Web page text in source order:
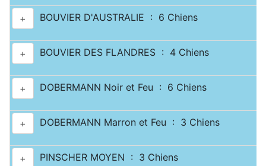
+ BOUVIER D'AUSTRALIE : 6 Chiens
+ BOUVIER DES FLANDRES : 4 Chiens
+ DOBERMANN Noir et Feu : 6 Chiens
+ DOBERMANN Marron et Feu : 3 Chiens
+ PINSCHER MOYEN : 3 Chiens